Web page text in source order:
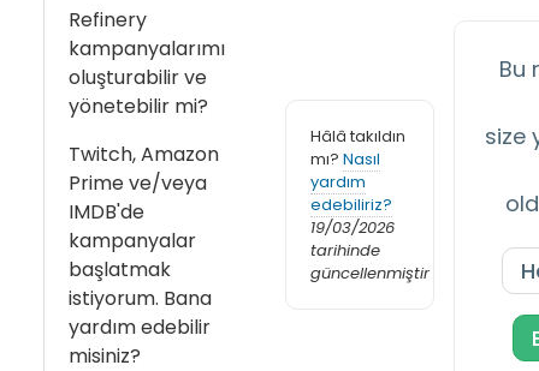
Refinery
kampanyalarımı
oluşturabilir ve
yönetebilir mi?
Twitch, Amazon
Prime ve/veya
IMDB'de
kampanyalar
başlatmak
istiyorum. Bana
yardım edebilir
misiniz?
Hâlâ takıldın
mı? Nasıl
yardım
edebiliriz?
19/03/2026
tarihinde
güncellenmiştir
Bu
size